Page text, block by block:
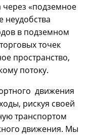
«подземное
неудобства
в подземном
точек
пространство,
потоку.
движения
рискуя своей
транспортом
движения. Мы